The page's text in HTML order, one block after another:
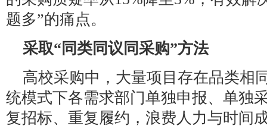
题多”的痛点。
采取“同类同议同采购”方法
高校采购中，大量项目存在品类相
统模式下各需求部门单独申报、单独
复招标、重复履约，浪费人力与时间